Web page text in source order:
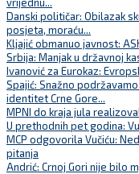
Danski političar: Obilazak
posjeta, moraću...
Kljajić obmanuo javnost:
Srbija: Manjak u državnoj
Ivanović za Eurokaz:
Spajić: Snažno
identitet Crne Gore...
MPNI do kraja jula
U prethodnih pet godina:
MCP odgovorila Vučiću:
pitanja
Andrić: Crnoj Gori nije bilo